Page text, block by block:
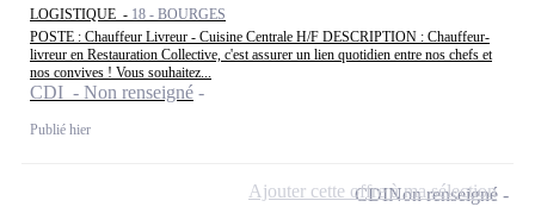
LOGISTIQUE - 18 - BOURGES
POSTE : Chauffeur Livreur - Cuisine Centrale H/F DESCRIPTION : Chauffeur-
livreur en Restauration Collective, c'est assurer un lien quotidien entre nos chefs et
nos convives ! Vous souhaitez...
CDI - Non renseigné
Publié hier
CDINon renseigné
Ajouter cette offre à ma sélection